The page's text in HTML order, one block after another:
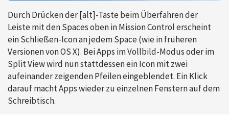
Durch Drücken der [alt]-Taste beim Überfahren der
Leiste mit den Spaces oben in Mission Control erscheint
ein Schließen-Icon an jedem Space (wie in früheren
Versionen von OS X). Bei Apps im Vollbild-Modus oder im
Split View wird nun stattdessen ein Icon mit zwei
aufeinander zeigenden Pfeilen eingeblendet. Ein Klick
darauf macht Apps wieder zu einzelnen Fenstern auf dem
Schreibtisch.